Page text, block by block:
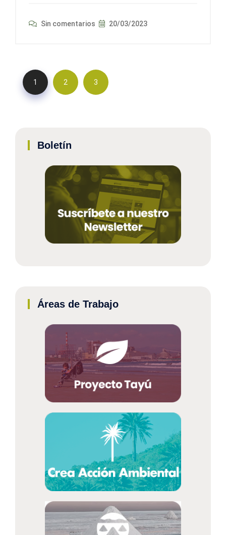
Sin comentarios 20/03/2023
1 2 3
Boletín
Áreas de Trabajo